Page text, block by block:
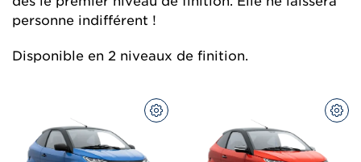
personne indifférent !
Disponible en 2 niveaux de finition.
CONFIGUREZ